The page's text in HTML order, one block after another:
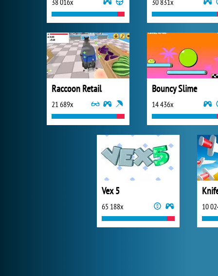
38 016x 30 831x
Raccoon Retail
21 689x
Bouncy Slime
14 436x
Vex 5
65 188x 10